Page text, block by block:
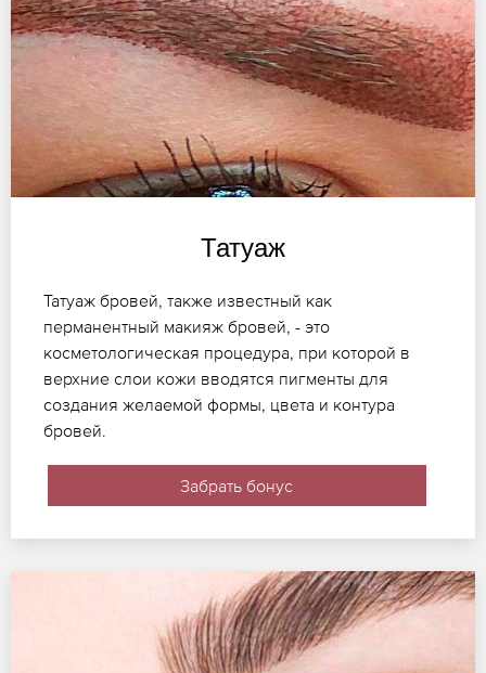
Татуаж
Татуаж бровей, также известный как
перманентный макияж бровей, - это
косметологическая процедура, при которой в
верхние слои кожи вводятся пигменты для
создания желаемой формы, цвета и контура
бровей.
Забрать бонус